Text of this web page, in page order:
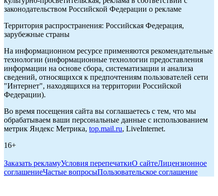
законодательством Российской Федерации о рекламе
Территория распространения: Российская Федерация,
зарубежные страны
На информационном ресурсе применяются рекомендательные
технологии (информационные технологии предоставления
информации на основе сбора, систематизации и анализа
сведений, относящихся к предпочтениям пользователей сети
"Интернет", находящихся на территории Российской
Федерации).
Во время посещения сайта вы соглашаетесь с тем, что мы
обрабатываем ваши персональные данные с использованием
метрик Яндекс Метрика, top.mail.ru, LiveInternet.
16+
Заказать рекламуУсловия перепечаткиО сайтеЛицензионное
соглашениеЧастые вопросыПользовательское соглашение